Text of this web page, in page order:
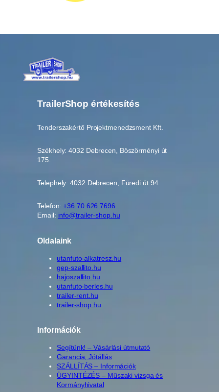
TrailerShop értékesítés
Tenderszakértő Projektmenedzsment Kft.
Székhely: 4032 Debrecen, Böszörményi út
175.
Telephely: 4032 Debrecen, Füredi út 94.
Telefon:+36 70 626 7696
Email: info@trailer-shop.hu
Oldalaink
utanfuto-alkatresz.hu
gep-szallito.hu
hajoszallito.hu
utanfuto-berles.hu
trailer-rent.hu
trailer-shop.hu
Információk
Segítünk! – Vásárlási útmutató
Garancia, Jótállás
SZÁLLÍTÁS – Információk
ÜGYINTÉZÉS – Műszaki vizsga és
Kormányhivatal